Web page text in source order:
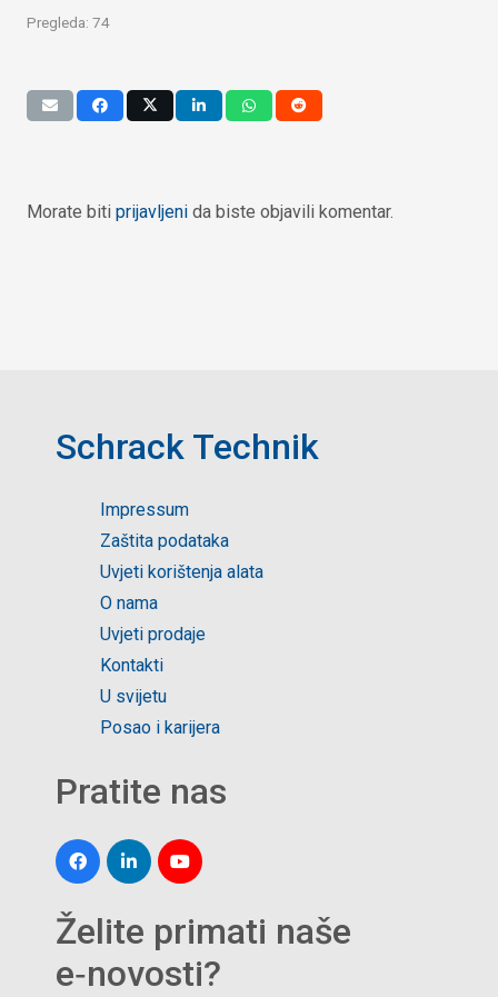
Pregleda: 74
Morate biti prijavljeni da biste objavili komentar.
Schrack Technik
Impressum
Zaštita podataka
Uvjeti korištenja alata
O nama
Uvjeti prodaje
Kontakti
U svijetu
Posao i karijera
Pratite nas
Želite primati naše
e‑novosti?